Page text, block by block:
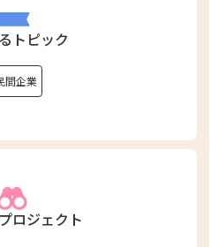
トピック
間企業
ロジェクト